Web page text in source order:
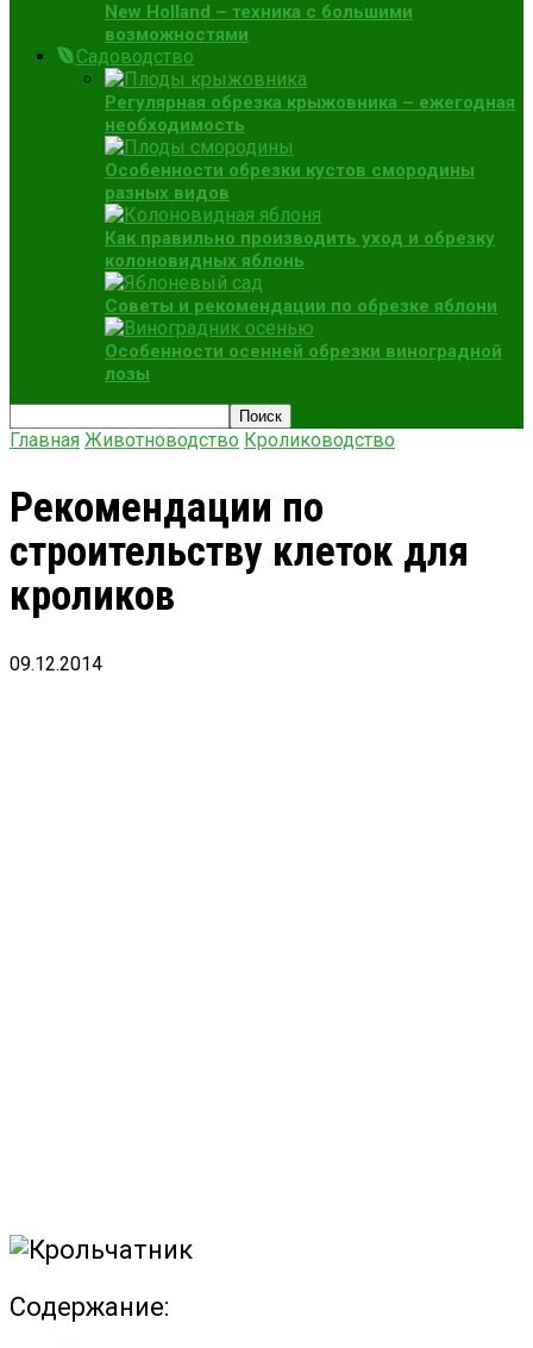
New Holland – техника с большими
возможностями
Садоводство
Регулярная обрезка крыжовника – ежегодная
необходимость
Особенности обрезки кустов смородины
разных видов
Как правильно производить уход и обрезку
колоновидных яблонь
Советы и рекомендации по обрезке яблони
Особенности осенней обрезки виноградной
лозы
Главная Животноводство Кролиководство
Рекомендации по
строительству клеток для
кроликов
09.12.2014
Содержание: